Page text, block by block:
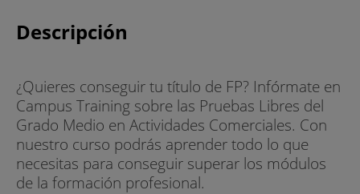
Descripción
¿Quieres conseguir tu título de FP? Infórmate en
Campus Training sobre las Pruebas Libres del
Grado Medio en Actividades Comerciales. Con
nuestro curso podrás aprender todo lo que
necesitas para conseguir superar los módulos
de la formación profesional.